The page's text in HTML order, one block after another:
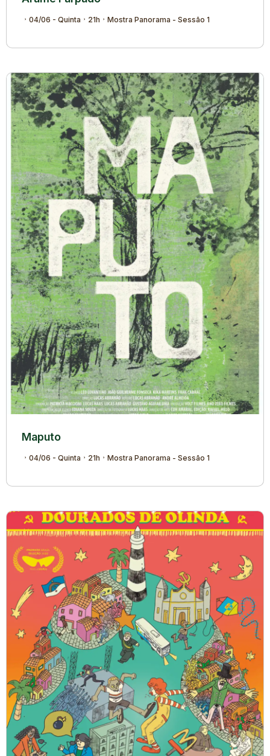
04/06 - Quinta 21h Mostra Panorama - Sessão 1
Maputo
04/06 - Quinta 21h Mostra Panorama - Sessão 1